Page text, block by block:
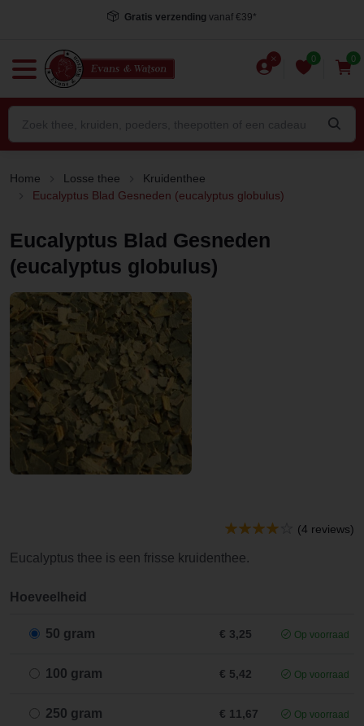
Voor 15.00 uur besteld
0 0
Home Losse thee
Kruidenthee
Eucalyptus Blad Gesneden (eucalyptus globulus)
Eucalyptus Blad Gesneden
(eucalyptus globulus)
(4 reviews)
Eucalyptus thee is een frisse kruidenthee.
Hoeveelheid
50 gram € 3,25 Op voorraad
100 gram € 5,42 Op voorraad
250 gram € 11,67 Op voorraad